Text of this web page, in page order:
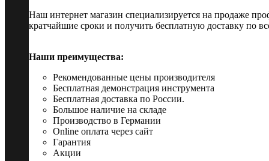
Наш интернет магазин специализируется на продаже
кратчайшие сроки и получить бесплатную доставку по
Наши преимущества:
Рекомендованные цены производителя
Бесплатная демонстрация инструмента
Бесплатная доставка по России.
Большое наличие на складе
Производство в Германии
Online оплата через сайт
Гарантия
Акции